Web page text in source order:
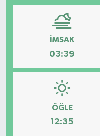
İMSAK
03:39
ÖĞLE
12:35